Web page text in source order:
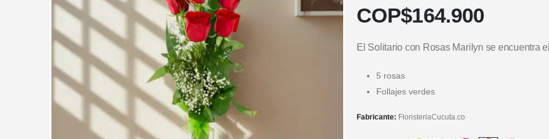
COP$164.900
El Solitario con Rosas Marilyn se encuentra
5 rosas
Follajes verdes
Fabricante: FloristeriaCucuta.co